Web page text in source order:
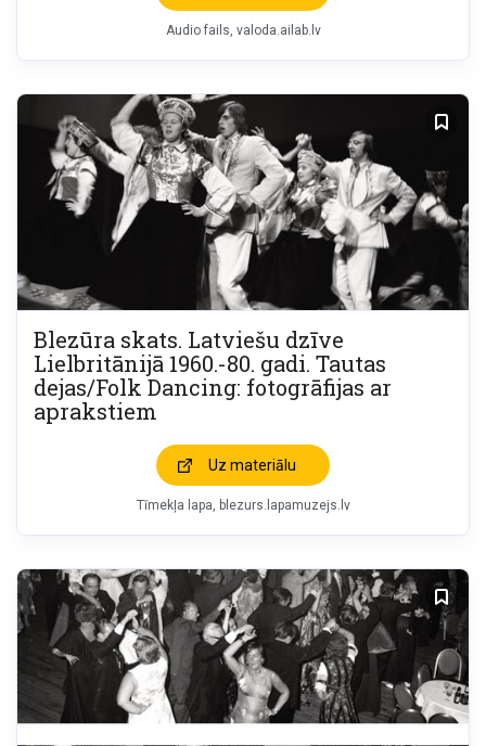
Audio fails valoda.ailab.lv
Blezūra skats. Latviešu dzīve
Lielbritānijā 1960.-80. gadi. Tautas
dejas/Folk Dancing: fotogrāfijas ar
aprakstiem
Uz materiālu
Tīmekļa lapa blezurs.lapamuzejs.lv